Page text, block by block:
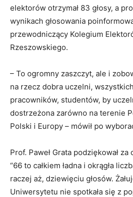
elektorów otrzymał 83 głosy, a
wynikach głosowania
przewodniczący Kolegium
Rzeszowskiego.
– To ogromny zaszczyt, ale i
na rzecz dobra uczelni,
pracowników, studentów, by
dostrzeżona zarówno na terenie
Polski i Europy – mówił po
Prof. Paweł Grata podziękował za
“66 to całkiem ładna i okrągła
raczej aż, dziewięciu głosów.
Uniwersytetu nie spotkała się z